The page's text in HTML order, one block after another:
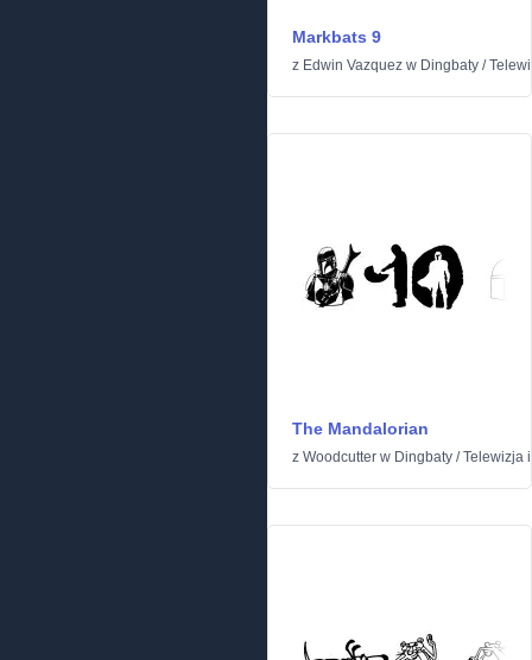
Markbats 9
z Edwin Vazquez w Dingbaty /
The Mandalorian
z Woodcutter w Dingbaty /Telewizja